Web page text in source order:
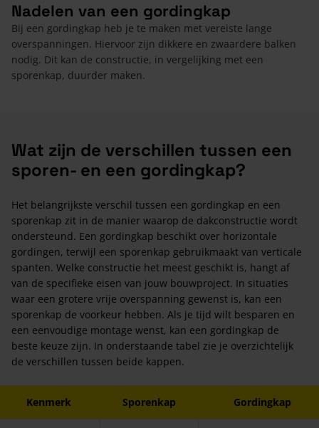
Nadelen van een gordingkap
Bij een gordingkap heb je te maken met vereiste lange
overspanningen. Hiervoor zijn dikkere en zwaardere balken
nodig. Dit kan de constructie, in vergelijking met een
sporenkap, duurder maken.
Wat zijn de verschillen tussen een
sporen- en een gordingkap?
Het belangrijkste verschil tussen een gordingkap en een
sporenkap zit in de manier waarop de dakconstructie wordt
ondersteund. Een gordingkap beschikt over horizontale
gordingen, terwijl een sporenkap gebruikmaakt van verticale
spanten. Welke constructie het meest geschikt is, hangt af
van de specifieke eisen van jouw bouwproject. In situaties
waar een grotere vrije overspanning gewenst is, kan een
sporenkap de voorkeur hebben. Als je tijd wilt besparen en
een eenvoudige montage wenst, kan een gordingkap de
beste keuze zijn. In onderstaande tabel zie je overzichtelijk
de verschillen tussen beide kappen.
Kenmerk Sporenkap Gordingkap